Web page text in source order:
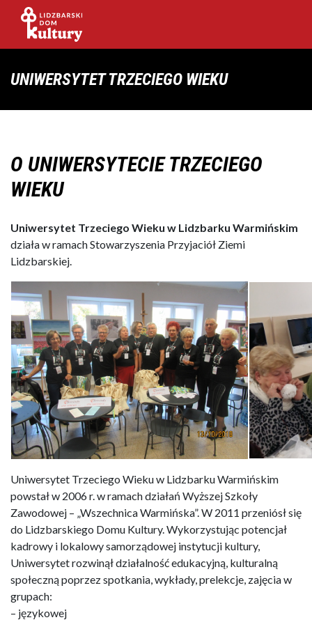
UNIWERSYTET TRZECIEGO WIEKU
O UNIWERSYTECIE TRZECIEGO
WIEKU
Uniwersytet Trzeciego Wieku w Lidzbarku Warmińskim
działa w ramach Stowarzyszenia Przyjaciół Ziemi
Lidzbarskiej.
Uniwersytet Trzeciego Wieku w Lidzbarku Warmińskim
powstał w 2006 r. w ramach działań Wyższej Szkoły
Zawodowej – „Wszechnica Warmińska”. W 2011 przeniósł się
do Lidzbarskiego Domu Kultury. Wykorzystując potencjał
kadrowy i lokalowy samorządowej instytucji kultury,
Uniwersytet rozwinął działalność edukacyjną, kulturalną
społeczną poprzez spotkania, wykłady, prelekcje, zajęcia w
grupach:
– językowej